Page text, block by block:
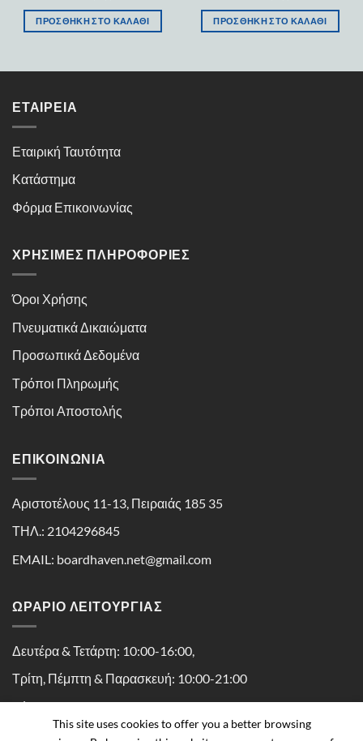
ΠΡΟΣΘΉΚΗ ΣΤΟ ΚΑΛΆΘΙ ΠΡΟΣΘΉΚΗ ΣΤΟ ΚΑΛΆΘΙ
ΕΤΑΙΡΕΊΑ
Εταιρική Ταυτότητα
Κατάστημα
Φόρμα Επικοινωνίας
ΧΡΉΣΙΜΕΣ ΠΛΗΡΟΦΟΡΊΕΣ
Όροι Χρήσης
Πνευματικά Δικαιώματα
Προσωπικά Δεδομένα
Τρόποι Πληρωμής
Τρόποι Αποστολής
ΕΠΙΚΟΙΝΩΝΊΑ
Αριστοτέλους 11-13, Πειραιάς 185 35
ΤΗΛ.: 2104296845
EMAIL: boardhaven.net@gmail.com
ΩΡΑΡΙΟ ΛΕΙΤΟΥΡΓΙΑΣ
Δευτέρα & Τετάρτη: 10:00-16:00,
Τρίτη, Πέμπτη & Παρασκευή: 10:00-21:00
Σάββατο: 10:00-16:30
This site uses cookies to offer you a better browsing